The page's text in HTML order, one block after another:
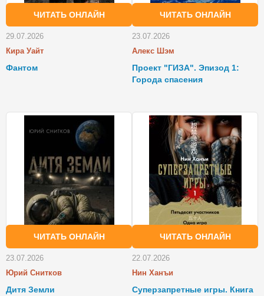
ЧИТАТЬ ОНЛАЙН
29.07.2026
Кира Уайт
Фантом
ЧИТАТЬ ОНЛАЙН
23.07.2026
Алекс Шэм
Проект "ГИЗА". Эпизод 1:
Города спасения
ЧИТАТЬ ОНЛАЙН
23.07.2026
Юрий Снитков
Дитя Земли
ЧИТАТЬ ОНЛАЙН
22.07.2026
Нин Ханъи
Суперзапретные игры. Книга